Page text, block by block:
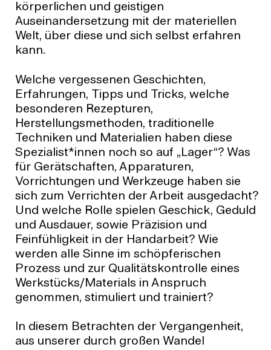
körperlichen und geistigen
Auseinandersetzung mit der materiellen
Welt, über diese und sich selbst erfahren
kann.
Welche vergessenen Geschichten,
Erfahrungen, Tipps und Tricks, welche
besonderen Rezepturen,
Herstellungsmethoden, traditionelle
Techniken und Materialien haben diese
Spezialist*innen noch so auf „Lager“? Was
für Gerätschaften, Apparaturen,
Vorrichtungen und Werkzeuge haben sie
sich zum Verrichten der Arbeit ausgedacht?
Und welche Rolle spielen Geschick, Geduld
und Ausdauer, sowie Präzision und
Feinfühligkeit in der Handarbeit? Wie
werden alle Sinne im schöpferischen
Prozess und zur Qualitätskontrolle eines
Werkstücks/Materials in Anspruch
genommen, stimuliert und trainiert?
In diesem Betrachten der Vergangenheit,
aus unserer durch großen Wandel